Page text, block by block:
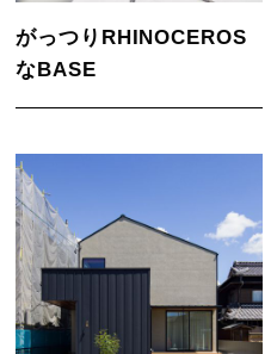
がっつりRHINOCEROS
なBASE